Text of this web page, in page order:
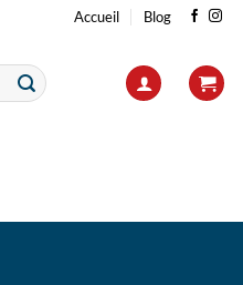
Accueil Blog